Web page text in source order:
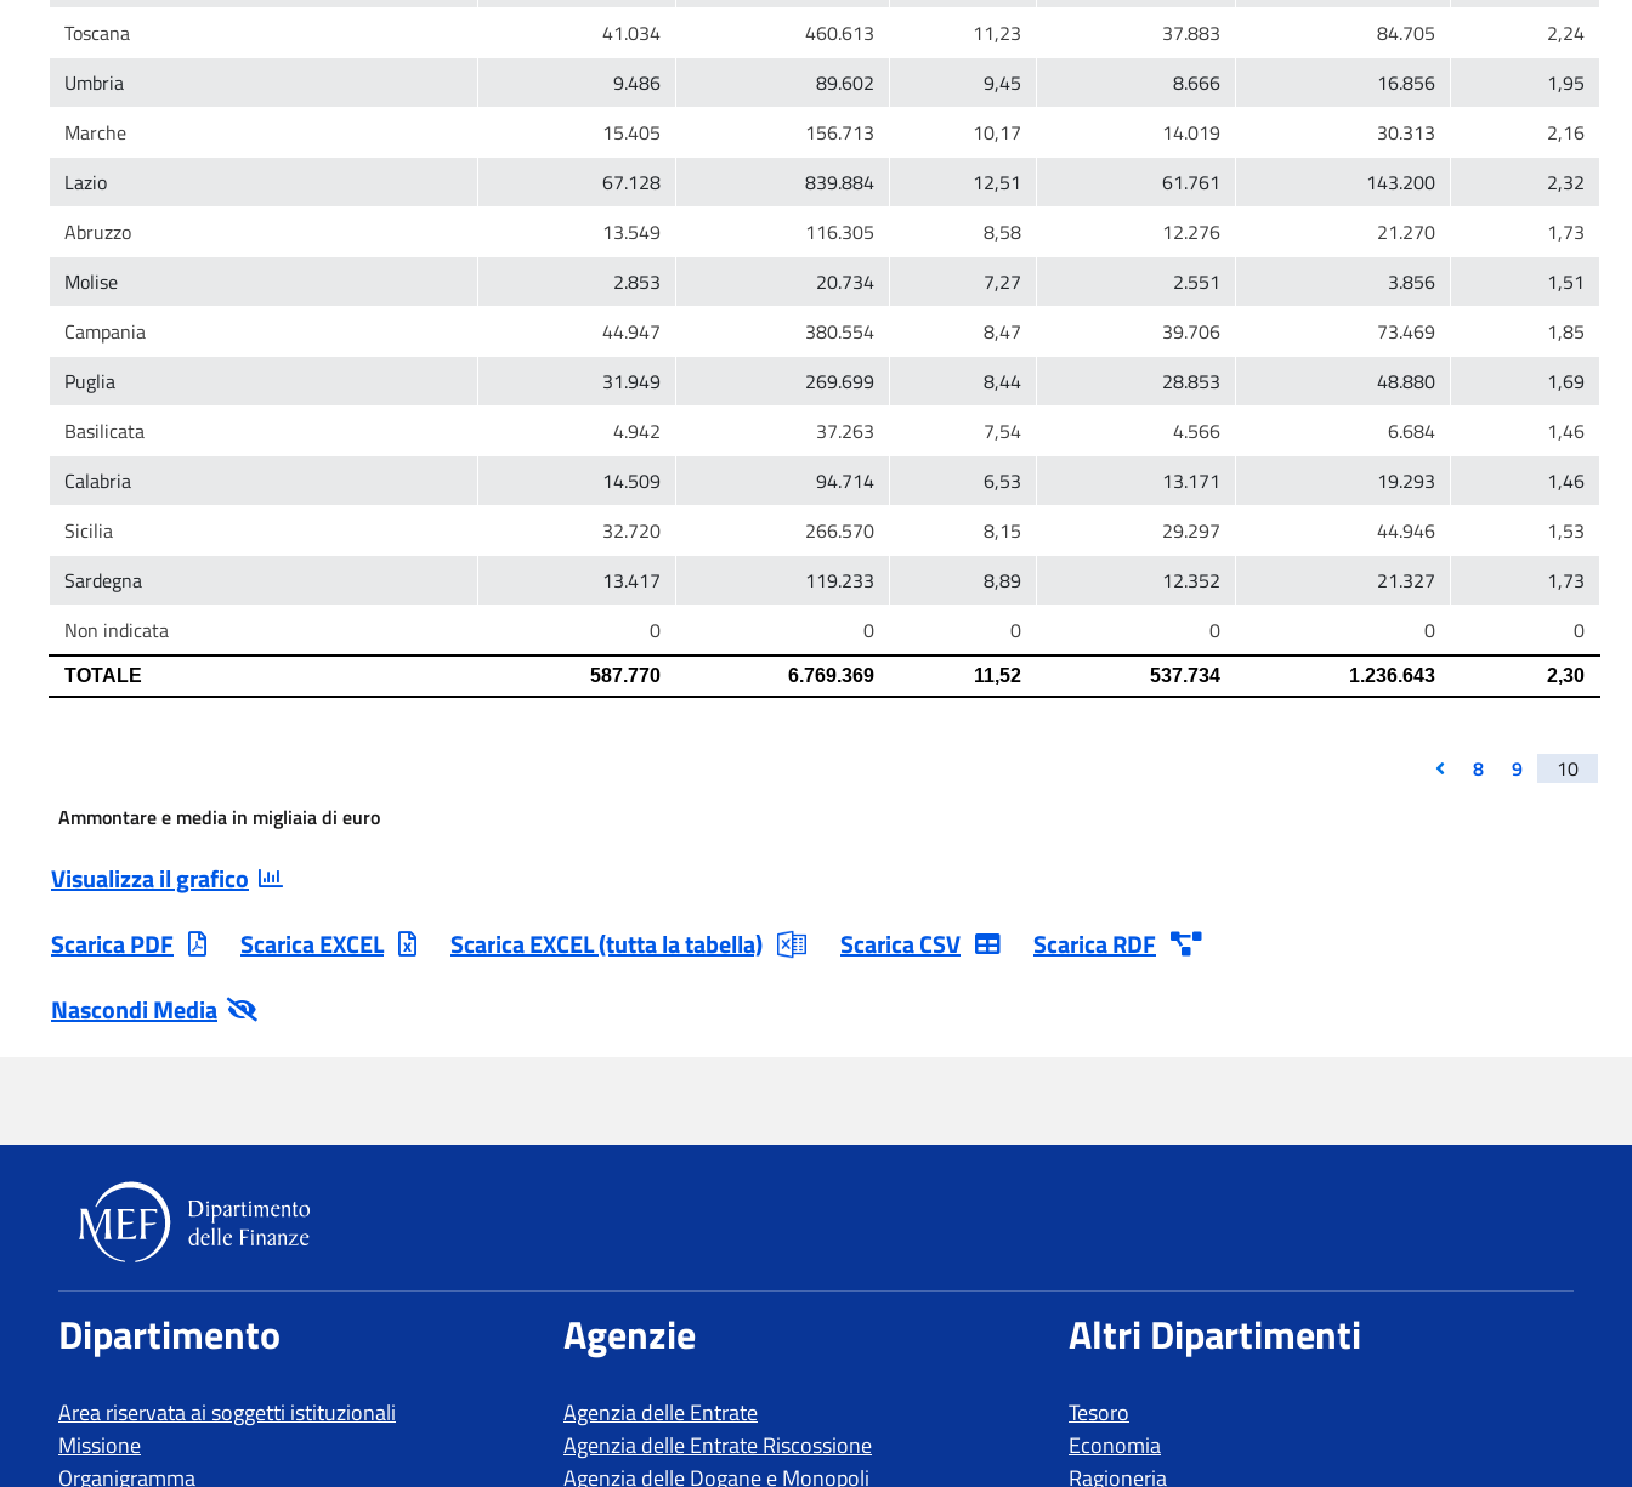
8 9
10
Ammontare e media in migliaia di euro
Tesoro
Economia
Ragioneria